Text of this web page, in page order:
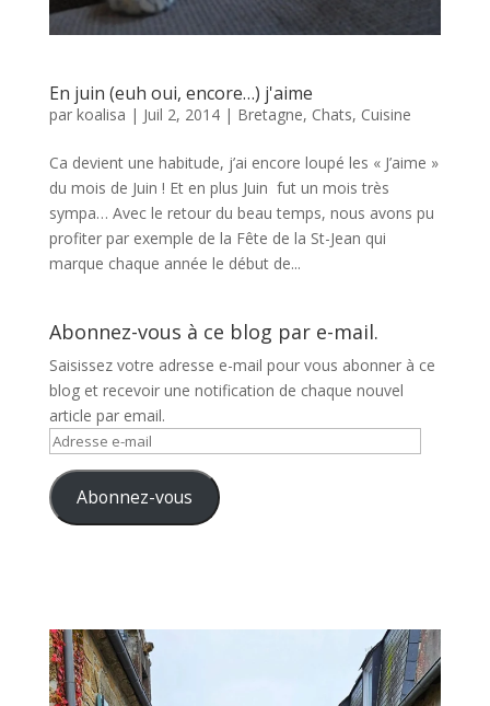
En juin (euh oui, encore…) j'aime
par koalisa | Juil 2, 2014| Bretagne, Chats, Cuisine
Ca devient une habitude, j’ai encore loupé les « J’aime »
du mois de Juin ! Et en plus Juin fut un mois très
sympa… Avec le retour du beau temps, nous avons pu
profiter par exemple de la Fête de la St-Jean qui
marque chaque année le début de...
Abonnez-vous à ce blog par e-mail.
Saisissez votre adresse e-mail pour vous abonner à ce
blog et recevoir une notification de chaque nouvel
article par email.
Adresse
mail Abonnez-vous